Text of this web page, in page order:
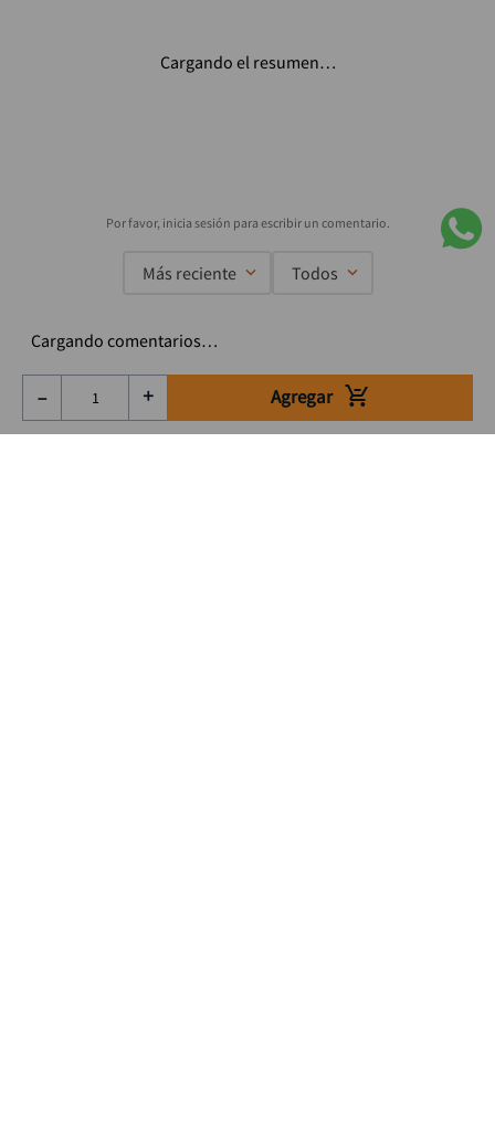
＋
－ Agregar
Cargando el resumen…
Más reciente Todos
Cargando comentarios…